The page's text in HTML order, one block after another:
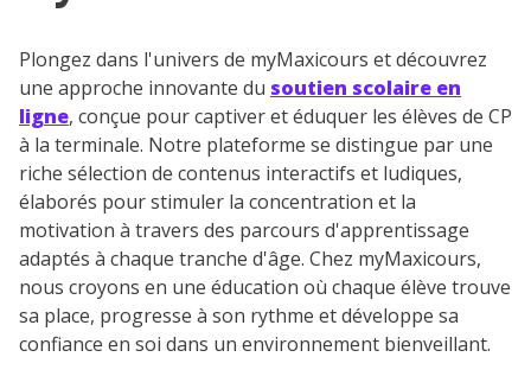
Plongez dans l'univers de myMaxicours et découvrez
une approche innovante du soutien scolaire en
ligne, conçue pour captiver et éduquer les élèves de CP
à la terminale. Notre plateforme se distingue par une
riche sélection de contenus interactifs et ludiques,
élaborés pour stimuler la concentration et la
motivation à travers des parcours d'apprentissage
adaptés à chaque tranche d'âge. Chez myMaxicours,
nous croyons en une éducation où chaque élève trouve
sa place, progresse à son rythme et développe sa
confiance en soi dans un environnement bienveillant.